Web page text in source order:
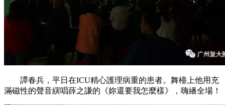
譚春兵，平日在ICU精心護理病重的患者。舞檯上他用充
滿磁性的聲音縯唱薛之謙的《妳還要我怎麼樣》，嗨繙全場！